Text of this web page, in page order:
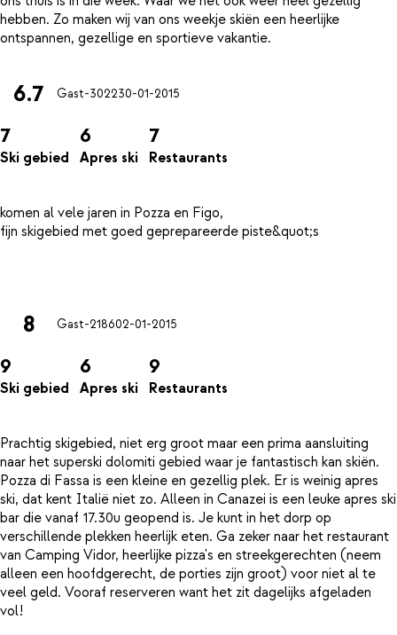
hebben. Zo maken wij van ons weekje skiën een heerlijke
6.7 Gast-302230-01-2015
7
Ski gebied
6
Apres ski
7
Restaurants
komen al vele jaren in Pozza en Figo,
fijn skigebied met goed geprepareerde piste&quot;s
8 Gast-218602-01-2015
9
Ski gebied
6
Apres ski
9
Restaurants
Prachtig skigebied, niet erg groot maar een prima aansluiting
naar het superski dolomiti gebied waar je fantastisch kan skiën.
Pozza di Fassa is een kleine en gezellig plek. Er is weinig apres
ski, dat kent Italië niet zo. Alleen in Canazei is een leuke apres ski
bar die vanaf 17.30u geopend is. Je kunt in het dorp op
verschillende plekken heerlijk eten. Ga zeker naar het restaurant
van Camping Vidor, heerlijke pizza's en streekgerechten (neem
alleen een hoofdgerecht, de porties zijn groot) voor niet al te
veel geld. Vooraf reserveren want het zit dagelijks afgeladen